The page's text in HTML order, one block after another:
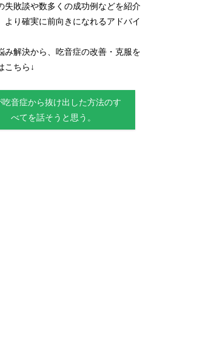
失敗談や数多くの成功例などを紹介
より確実に前向きになれるアドバイ
み解決から、吃音症の改善・克服を
こちら↓
吃音症から抜け出した方法のす
べてを話そうと思う。